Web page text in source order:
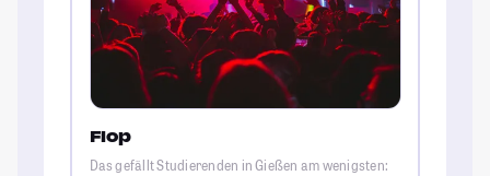
Flop
Das gefällt Studierenden in Gießen am wenigsten: